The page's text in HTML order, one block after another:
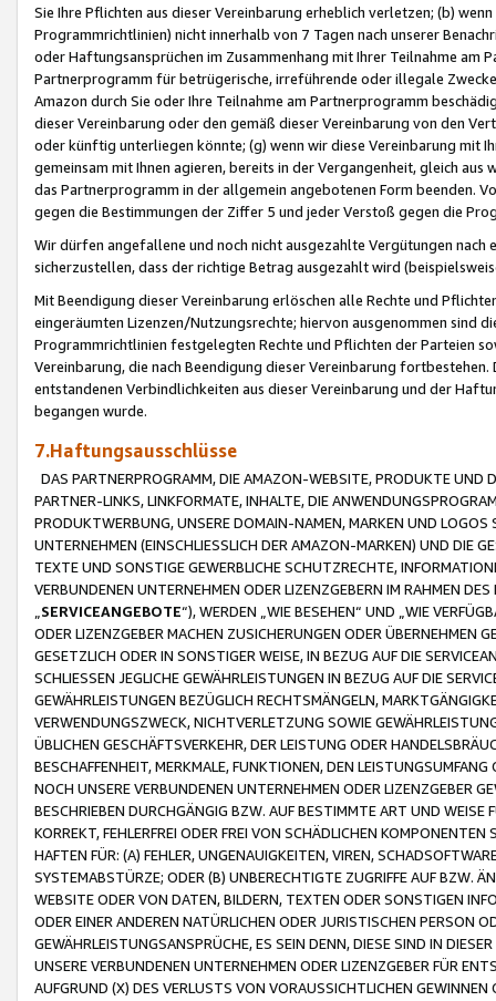
Sie Ihre Pflichten aus dieser Vereinbarung erheblich verletzen; (b)
Programmrichtlinien) nicht innerhalb von 7 Tagen nach unserer
oder Haftungsansprüchen im Zusammenhang mit Ihrer Teilnahme am
Partnerprogramm für betrügerische, irreführende oder illegale
Amazon durch Sie oder Ihre Teilnahme am Partnerprogramm
dieser Vereinbarung oder den gemäß dieser Vereinbarung von den
oder künftig unterliegen könnte; (g) wenn wir diese Vereinbarung mit
gemeinsam mit Ihnen agieren, bereits in der Vergangenheit, gleich
das Partnerprogramm in der allgemein angebotenen Form beenden.
gegen die Bestimmungen der Ziffer 5 und jeder Verstoß gegen die
Wir dürfen angefallene und noch nicht ausgezahlte Vergütungen
sicherzustellen, dass der richtige Betrag ausgezahlt wird
Mit Beendigung dieser Vereinbarung erlöschen alle Rechte und
eingeräumten Lizenzen/Nutzungsrechte; hiervon ausgenommen sind
Programmrichtlinien festgelegten Rechte und Pflichten der Parteien
Vereinbarung, die nach Beendigung dieser Vereinbarung
entstandenen Verbindlichkeiten aus dieser Vereinbarung und der
begangen wurde.
7.Haftungsausschlüsse
DAS PARTNERPROGRAMM, DIE AMAZON-WEBSITE, PRODUKTE UND
PARTNER-LINKS, LINKFORMATE, INHALTE, DIE
PRODUKTWERBUNG, UNSERE DOMAIN-NAMEN, MARKEN UND
UNTERNEHMEN (EINSCHLIESSLICH DER AMAZON-MARKEN) UND DIE
TEXTE UND SONSTIGE GEWERBLICHE SCHUTZRECHTE,
VERBUNDENEN UNTERNEHMEN ODER LIZENZGEBERN IM RAHMEN
SERVICEANGEBOTE“), WERDEN „WIE BESEHEN“ UND „WIE
ODER LIZENZGEBER MACHEN ZUSICHERUNGEN ODER ÜBERNEHMEN
GESETZLICH ODER IN SONSTIGER WEISE, IN BEZUG AUF DIE
SCHLIESSEN JEGLICHE GEWÄHRLEISTUNGEN IN BEZUG AUF DIE
GEWÄHRLEISTUNGEN BEZÜGLICH RECHTSMÄNGELN,
VERWENDUNGSZWECK, NICHTVERLETZUNG SOWIE
ÜBLICHEN GESCHÄFTSVERKEHR, DER LEISTUNG ODER
BESCHAFFENHEIT, MERKMALE, FUNKTIONEN, DEN
NOCH UNSERE VERBUNDENEN UNTERNEHMEN ODER LIZENZGEBER
BESCHRIEBEN DURCHGÄNGIG BZW. AUF BESTIMMTE ART UND
KORREKT, FEHLERFREI ODER FREI VON SCHÄDLICHEN
HAFTEN FÜR: (A) FEHLER, UNGENAUIGKEITEN, VIREN,
SYSTEMABSTÜRZE; ODER (B) UNBERECHTIGTE ZUGRIFFE AUF BZW.
WEBSITE ODER VON DATEN, BILDERN, TEXTEN ODER SONSTIGEN
ODER EINER ANDEREN NATÜRLICHEN ODER JURISTISCHEN PERSON
GEWÄHRLEISTUNGSANSPRÜCHE, ES SEIN DENN, DIESE SIND IN
UNSERE VERBUNDENEN UNTERNEHMEN ODER LIZENZGEBER FÜR
AUFGRUND (X) DES VERLUSTS VON VORAUSSICHTLICHEN